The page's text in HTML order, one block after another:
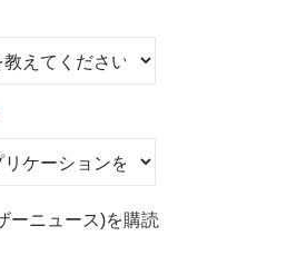
ーニュース)を購読